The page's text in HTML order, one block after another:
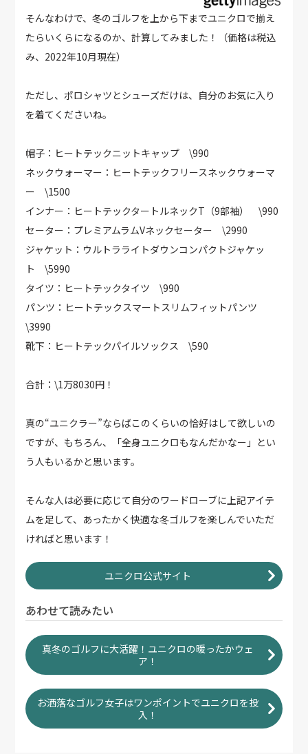
そんなわけで、冬のゴルフを上から下までユニクロで揃え
たらいくらになるのか、計算してみました！（価格は税込
み、2022年10月現在）
ただし、ポロシャツとシューズだけは、自分のお気に入り
を着てくださいね。
帽子：ヒートテックニットキャップ \990
ネックウォーマー：ヒートテックフリースネックウォーマ
ー \1500
インナー：ヒートテックタートルネックT（9部袖） \990
セーター：プレミアムラムVネックセーター \2990
ジャケット：ウルトラライトダウンコンパクトジャケッ
ト \5990
タイツ：ヒートテックタイツ \990
パンツ：ヒートテックスマートスリムフィットパンツ
\3990
靴下：ヒートテックパイルソックス \590
合計：\1万8030円！
真の“ユニクラー”ならばこのくらいの恰好はして欲しいの
ですが、もちろん、「全身ユニクロもなんだかなー」とい
う人もいるかと思います。
そんな人は必要に応じて自分のワードローブに上記アイテ
ムを足して、あったかく快適な冬ゴルフを楽しんでいただ
ければと思います！
ユニクロ公式サイト
あわせて読みたい
真冬のゴルフに大活躍！ユニクロの暖ったかウェ
ア！
お洒落なゴルフ女子はワンポイントでユニクロを投
入！